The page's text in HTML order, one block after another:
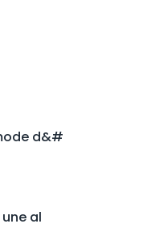
d&#
al